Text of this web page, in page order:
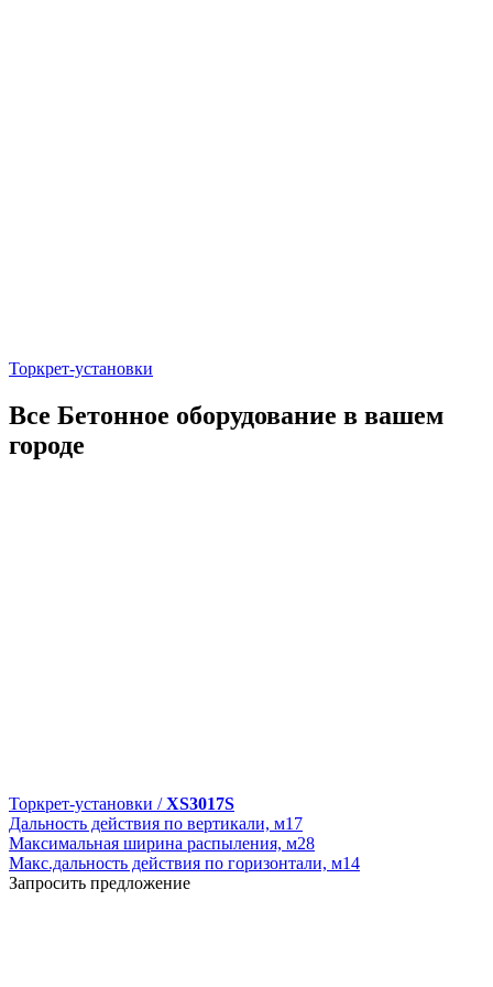
Торкрет-установки
Все Бетонное оборудование в вашем
городе
Торкрет-установки /XS3017S
Дальность действия по вертикали, м17
Максимальная ширина распыления, м28
Макс.дальность действия по горизонтали, м14
Запросить предложение